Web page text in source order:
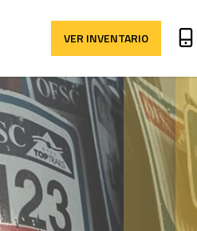
VER INVENTARIO